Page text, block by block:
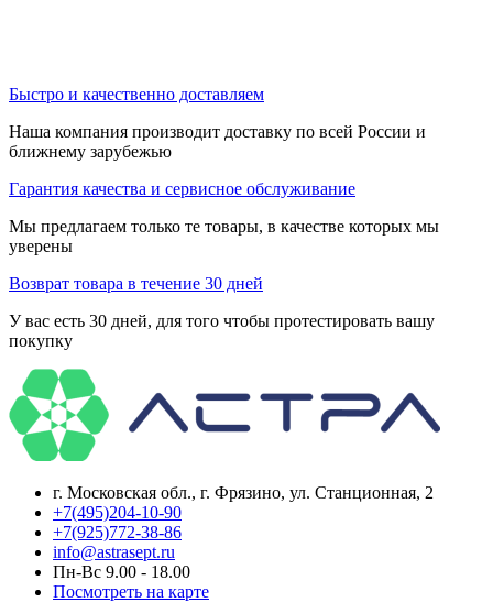
Быстро и качественно доставляем
Наша компания производит доставку по всей России и
ближнему зарубежью
Гарантия качества и сервисное обслуживание
Мы предлагаем только те товары, в качестве которых мы
уверены
Возврат товара в течение 30 дней
У вас есть 30 дней, для того чтобы протестировать вашу
покупку
г. Московская обл., г. Фрязино, ул. Станционная, 2
+7(495)204-10-90
+7(925)772-38-86
info@astrasept.ru
Пн-Вс 9.00 - 18.00
Посмотреть на карте